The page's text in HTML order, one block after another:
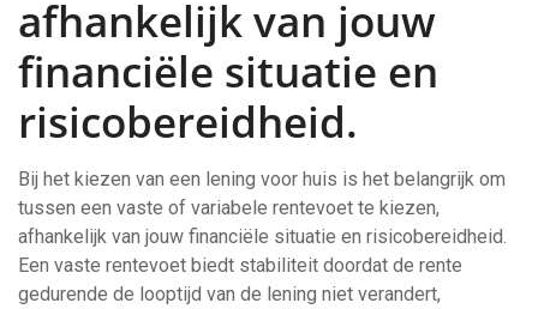
afhankelijk van jouw
financiële situatie en
risicobereidheid.
Bij het kiezen van een lening voor huis is het belangrijk om
tussen een vaste of variabele rentevoet te kiezen,
afhankelijk van jouw financiële situatie en risicobereidheid.
Een vaste rentevoet biedt stabiliteit doordat de rente
gedurende de looptijd van de lening niet verandert,